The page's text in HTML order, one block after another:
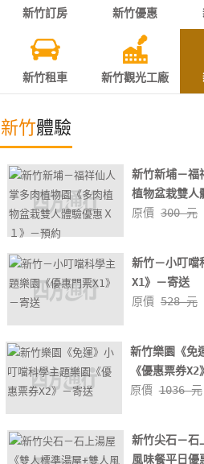
訂
直接跟飯店訂房HOT
特
民
宿
全
球
租
車
網
紅
帶
玩
新竹訂房 新竹優惠
新竹租車 新竹觀光工廠
新竹體驗
新竹新埔－福
植物盆栽雙
原價 300 元
新竹－小叮噹
X1》－寄送
原價 528 元
新竹樂園《免
《優惠票券
原價1036 元
新竹尖石－石
風味餐平日